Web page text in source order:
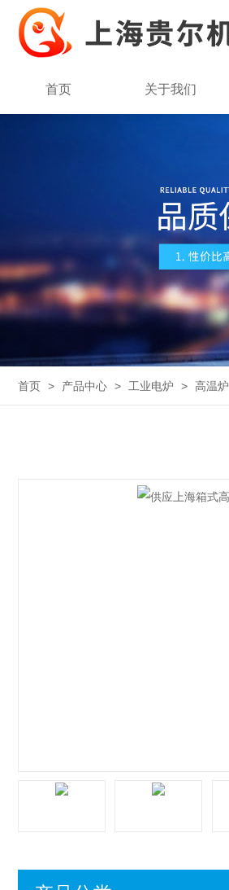
首页 关于我们
首页 > 产品中心 > 工业电炉 > 高温炉